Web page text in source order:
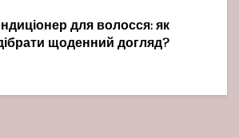
для волосся: як
щоденний догляд?